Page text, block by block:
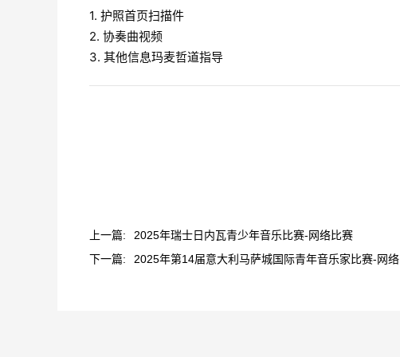
1. 护照首页扫描件
2. 协奏曲视频
3. 其他信息玛麦哲道指导
上一篇:
2025年瑞士日内瓦青少年音乐比赛-网络比赛
下一篇:
2025年第14届意大利马萨城国际青年音乐家比赛-网络